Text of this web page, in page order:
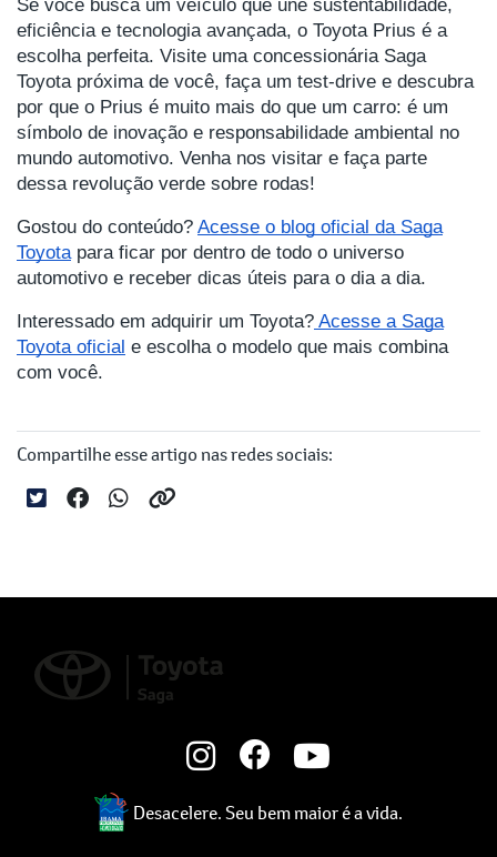
eficiência e tecnologia avançada, o Toyota Prius é a
escolha perfeita. Visite uma concessionária Saga
Toyota próxima de você, faça um test-drive e descubra
por que o Prius é muito mais do que um carro: é um
símbolo de inovação e responsabilidade ambiental no
mundo automotivo. Venha nos visitar e faça parte
dessa revolução verde sobre rodas!
Gostou do conteúdo? Acesse o blog oficial da Saga
Toyota para ficar por dentro de todo o universo
automotivo e receber dicas úteis para o dia a dia.
Interessado em adquirir um Toyota? Acesse a Saga
Toyota oficial e escolha o modelo que mais combina
com você.
Compartilhe esse artigo nas redes sociais:
Desacelere. Seu bem maior é a vida.